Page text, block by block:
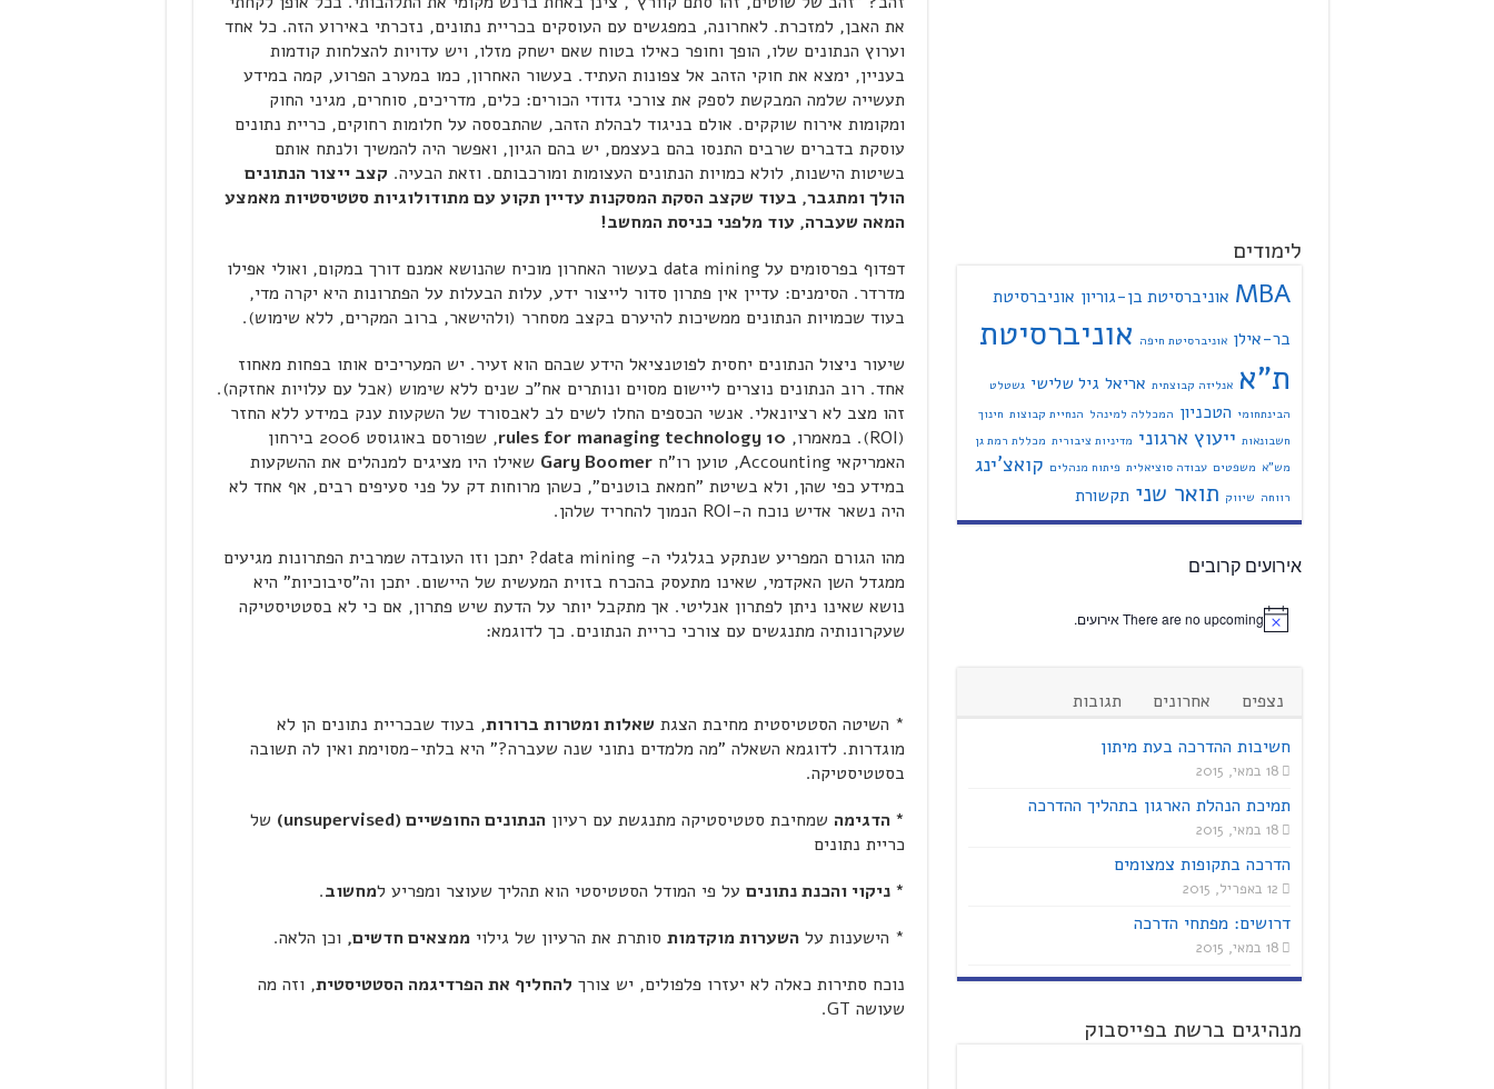
את האבן, למזכרת. לאחרונה, במפגשים עם העוסקים בכריית נתונים, נזכרתי באירוע הזה. כל אחד
וערוץ הנתונים שלו, הופך וחופר כאילו בטוח שאם ישחק מזלו, ויש עדויות להצלחות קודמות
בעניין, ימצא את חוקי הזהב אל צפונות העתיד. בעשור האחרון, כמו במערב הפרוע, קמה במידע
תעשייה שלמה המבקשת לספק את צורכי גדודי הכורים: כלים, מדריכים, סוחרים, מגיני החוק
ומקומות אירוח שוקקים. אולם בניגוד לבהלת הזהב, שהתבססה על חלומות רחוקים, כריית נתונים
עוסקת בדברים שרבים התנסו בהם בעצמם, יש בהם הגיון, ואפשר היה להמשיך ולנתח אותם
בשיטות הישנות, לולא כמויות הנתונים העצומות ומורכבותם. וזאת הבעיה. קצב ייצור הנתונים
הולך ומתגבר, בעוד שקצב הסקת המסקנות עדיין תקוע עם מתודולוגיות סטטיסטיות מאמצע
המאה שעברה, עוד מלפני כניסת המחשב!
דפדוף בפרסומים על data mining בעשור האחרון מוכיח שהנושא אמנם דורך במקום, ואולי אפילו
מדרדר. הסימנים: עדיין אין פתרון סדור לייצור ידע, עלות הבעלות על הפתרונות היא יקרה מדי,
בעוד שכמויות הנתונים ממשיכות להיערם בקצב מסחרר (ולהישאר, ברוב המקרים, ללא שימוש).
שיעור ניצול הנתונים יחסית לפוטנציאל הידע שבהם הוא זעיר. יש המעריכים אותו בפחות מאחוז
אחד. רוב הנתונים נוצרים ליישום מסוים ונותרים אח"כ שנים ללא שימוש (אבל עם עלויות אחזקה).
זהו מצב לא רציונאלי. אנשי הכספים החלו לשים לב לאבסורד של השקעות ענק במידע ללא החזר
(ROI). במאמרו,
10 rules for managing technology
, שפורסם באוגוסט 2006 בירחון
האמריקאי Accounting, טוען רו"ח
Gary Boomer שאילו היו מציגים למנהלים את ההשקעות
במידע כפי שהן, ולא בשיטת "חמאת בוטנים", כשהן מרוחות דק על פני סעיפים רבים, אף אחד לא
היה נשאר אדיש נוכח ה-ROI הנמוך להחריד שלהן.
מהו הגורם המפריע שנתקע בגלגלי ה- data mining? יתכן וזו העובדה שמרבית הפתרונות מגיעים
ממגדל השן האקדמי, שאינו מתעסק בהכרח בזוית המעשית של היישום. יתכן וה"סיבוכיות" היא
נושא שאינו ניתן לפתרון אנליטי. אך מתקבל יותר על הדעת שיש פתרון, אם כי לא בסטטיסטיקה
שעקרונותיה מתנגשים עם צורכי כריית הנתונים. כך לדוגמא:
* השיטה הסטטיסטית מחיבת הצגת שאלות ומטרות ברורות, בעוד שבכריית נתונים הן לא
מוגדרות. לדוגמא השאלה "מה מלמדים נתוני שנה שעברה?" היא בלתי-מסוימת ואין לה תשובה
בסטטיסטיקה.
* הדגימה שמחיבת סטטיסטיקה מתנגשת עם רעיוןהנתונים החופשיים (unsupervised
) של
כריית נתונים
* ניקוי והכנת נתונים על פי המודל הסטטיסטי הוא תהליך שעוצר ומפריע למחשוב.
* הישענות עלהשערות מוקדמות סותרת את הרעיון של גילויממצאים חדשים, וכן הלאה.
נוכח סתירות כאלה לא יעזרו פלפולים, יש צורך להחליף את הפרדיגמה הסטטיסטית, וזה מה
שעושה GT.
לימודים
MBA אוניברסיטת בן-גוריון אוניברסיטת
בר-אילן אוניברסיטת חיפה אוניברסיטת
ת"א אנליזה קבוצתית אריאל גיל שלישי גשטלט
הבינתחומי הטכניון המכללה למינהל הנחיית קבוצות חינוך
חשבונאות ייעוץ ארגוני מדיניות ציבורית מכללת רמת גן
מש"א משפטים עבודה סוציאלית פיתוח מנהלים קואצ'ינג
רווחה שיווק תואר שני תקשורת
אירועים קרובים
There are no upcoming אירועים.
נצפים אחרונים
תגובות
חשיבות ההדרכה בעת מיתון
18 במאי, 2015
תמיכת הנהלת הארגון בתהליך ההדרכה
18 במאי, 2015
הדרכה בתקופות צמצומים
12 באפריל, 2015
דרושים: מפתחי הדרכה
18 במאי, 2015
מנהיגים ברשת בפייסבוק